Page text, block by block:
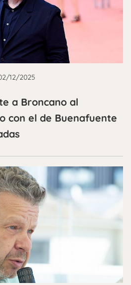
12/2025
a Broncano al
con el de Buenafuente